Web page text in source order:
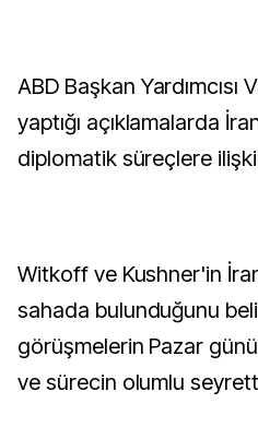
ABD Başkan Yardımcısı Vance, Fox News'e
yaptığı açıklamalarda
diplomatik süreçlere
Witkoff ve Kushner'in
sahada bulunduğunu
görüşmelerin Pazar
ve sürecin olumlu